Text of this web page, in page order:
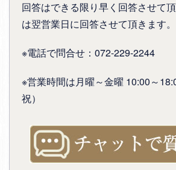
回答はできる限り早く回答させて
は翌営業日に回答させて頂きます。
※電話で問合せ：072-229-2244
※営業時間は月曜～金曜 10:00～
祝）